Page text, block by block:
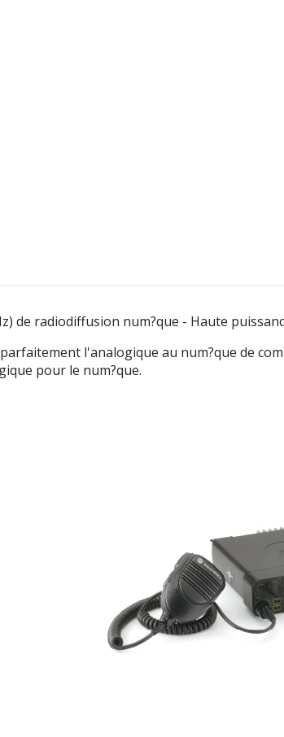
de radiodiffusion num?que - Haute
l'analogique au num?que de
pour le num?que.